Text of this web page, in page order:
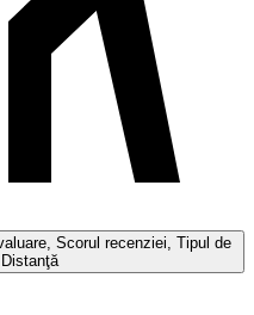
Scorul recenziei, Tipul de